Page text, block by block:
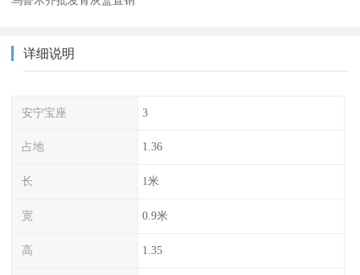
详细说明
安宁宝座 3
占地 1.36
长 1米
宽 0.9米
高 1.35